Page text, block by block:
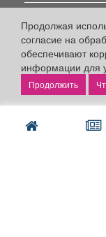
Продолжая
согласие на
обеспечивают
информации для
Европа плюс
Политика
Публикации с